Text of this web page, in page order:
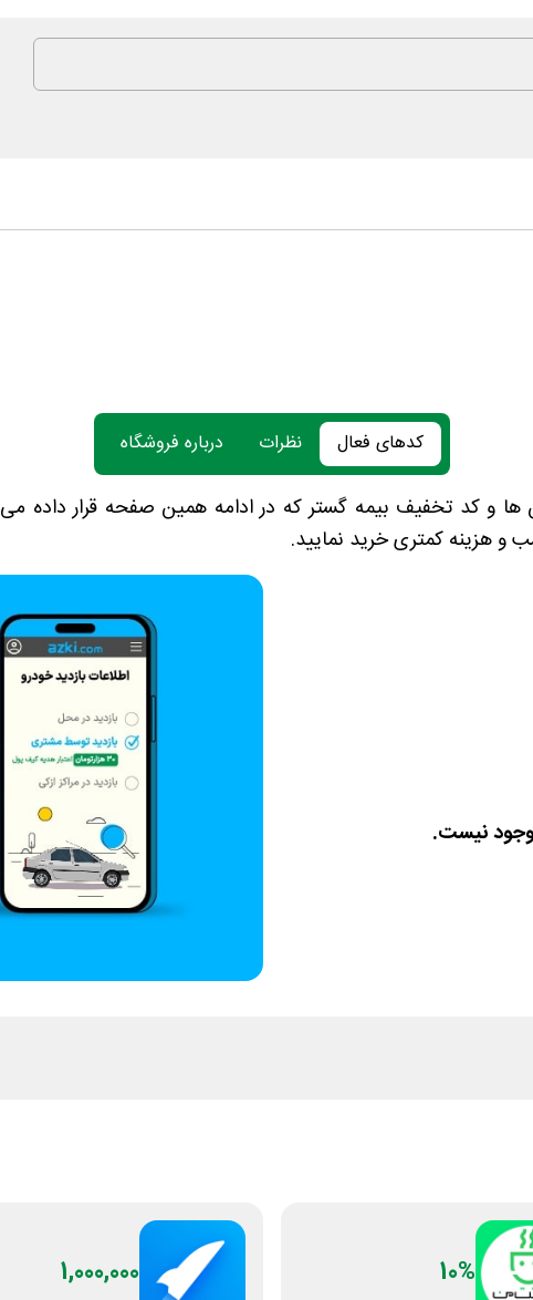
کدهای فعال نظرات درباره فروشگاه
و کد تخفیف بیمه گستر که در ادامه همین صفحه قرار داده
و هزینه کمتری خرید نمایید.
نیست.
10%
1,000,000